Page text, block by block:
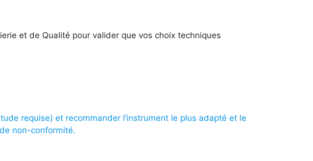
et de Qualité pour valider que vos choix techniques
requise) et recommander l’instrument le plus adapté et le
non-conformité.